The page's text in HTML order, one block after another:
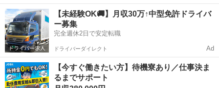
ービス…
福井 大野市 物流 住み込み
【未経験OK🚚】月収30万↑中型免許ドライバ
ー募集
完全週休2日で安定転職
ドライバーダイレクト Ad
【今すぐ働きたい方】待機寮あり／仕事決ま
るまでサポート